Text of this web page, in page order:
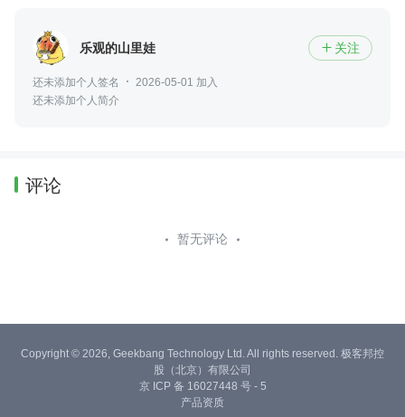
乐观的山里娃  关注
还未添加个人签名
2026-05-01 加入
还未添加个人简介
评论
暂无评论
Copyright © 2026, Geekbang Technology Ltd. All rights reserved. 极客邦控
股（北京）有限公司
京 ICP 备 16027448 号 - 5
产品资质